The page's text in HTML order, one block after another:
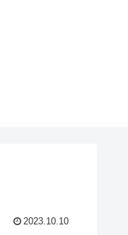
2023.10.10